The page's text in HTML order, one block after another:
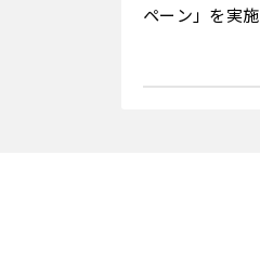
ペーン」を実施